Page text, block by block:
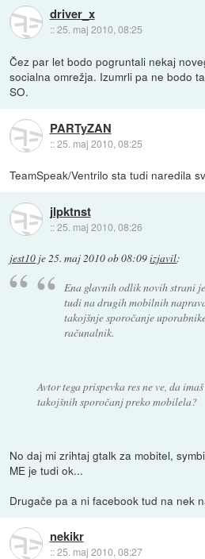
driver_x
::25. maj 2010, 08:25
Čez par let bodo pogruntali nekaj
socialna omrežja. Izumrli pa ne bodo
SO.
PARTyZAN
::25. maj 2010, 08:25
TeamSpeak/Ventrilo sta tudi naredila
jlpktnst
::25. maj 2010, 08:26
jest10 je25. maj 2010 ob 08:09izjavil:
Ena glavnih odlik novih strani
tudi na drugih mobilnih
takojšnje sporočanje
računalnik.
Avtor tega prispevka res ne ve, da
takojšnih sporočanj preko mobilela?
No daj mi zrihtaj gtalk za mobitel,
ME je tudi ok...
Drugače pa a ni facebook tud na nek
nekikr
::25. maj 2010, 08:27